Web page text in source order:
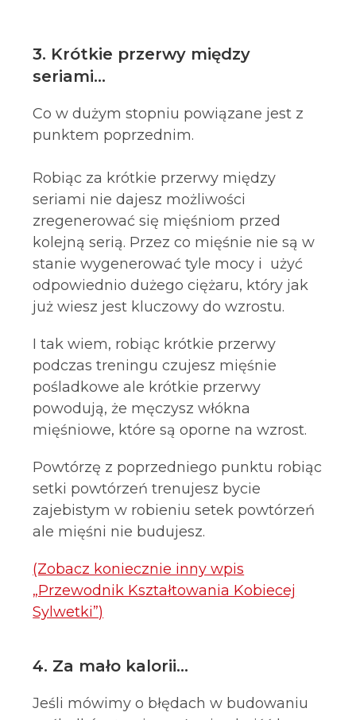
3. Krótkie przerwy między
seriami…
Co w dużym stopniu powiązane jest z
punktem poprzednim.
Robiąc za krótkie przerwy między
seriami nie dajesz możliwości
zregenerować się mięśniom przed
kolejną serią. Przez co mięśnie nie są w
stanie wygenerować tyle mocy i użyć
odpowiednio dużego ciężaru, który jak
już wiesz jest kluczowy do wzrostu.
I tak wiem, robiąc krótkie przerwy
podczas treningu czujesz mięśnie
pośladkowe ale krótkie przerwy
powodują, że męczysz włókna
mięśniowe, które są oporne na wzrost.
Powtórzę z poprzedniego punktu robiąc
setki powtórzeń trenujesz bycie
zajebistym w robieniu setek powtórzeń
ale mięśni nie budujesz.
(Zobacz koniecznie inny wpis
„Przewodnik Kształtowania Kobiecej
Sylwetki”)
4. Za mało kalorii…
Jeśli mówimy o błędach w budowaniu